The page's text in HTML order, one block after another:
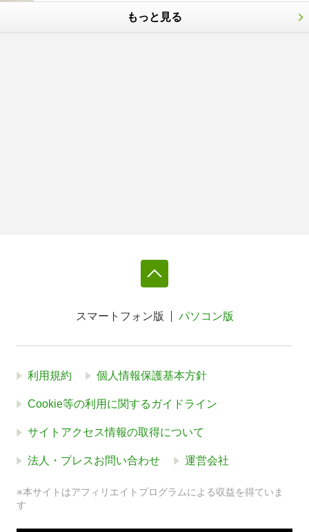
もっと見る
スマートフォン版 パソコン版
利用規約 個人情報保護基本方針
Cookie等の利用に関するガイドライン
サイトアクセス情報の取得について
法人・プレスお問い合わせ 運営会社
※本サイトはアフィリエイトプログラムによる収益を得ていま
す